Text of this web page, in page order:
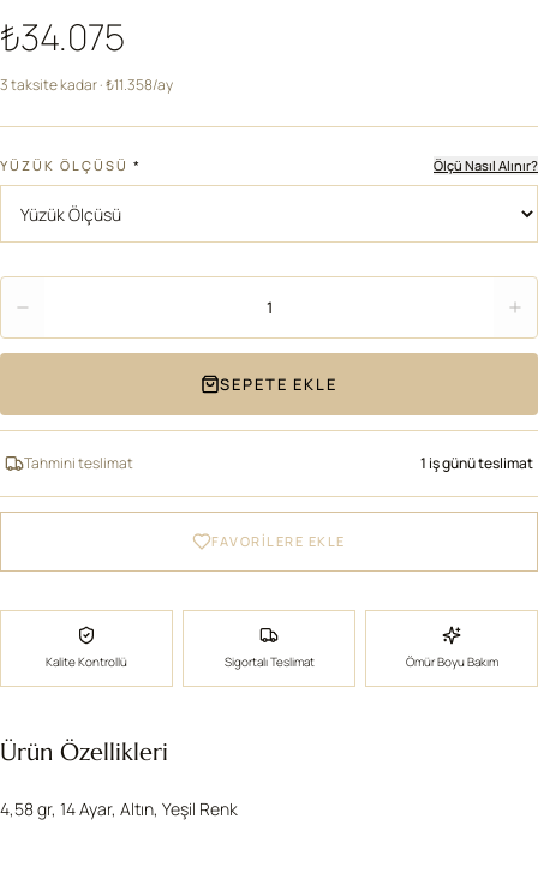
₺34.075
3 taksite kadar · ₺11.358/ay
YÜZÜK ÖLÇÜSÜ * Ölçü Nasıl Alınır?
1
SEPETE EKLE
Tahmini teslimat 1 iş günü teslimat
FAVORİLERE EKLE
Kalite Kontrollü Sigortalı Teslimat Ömür Boyu Bakım
Ürün Özellikleri
4,58 gr, 14 Ayar, Altın, Yeşil Renk